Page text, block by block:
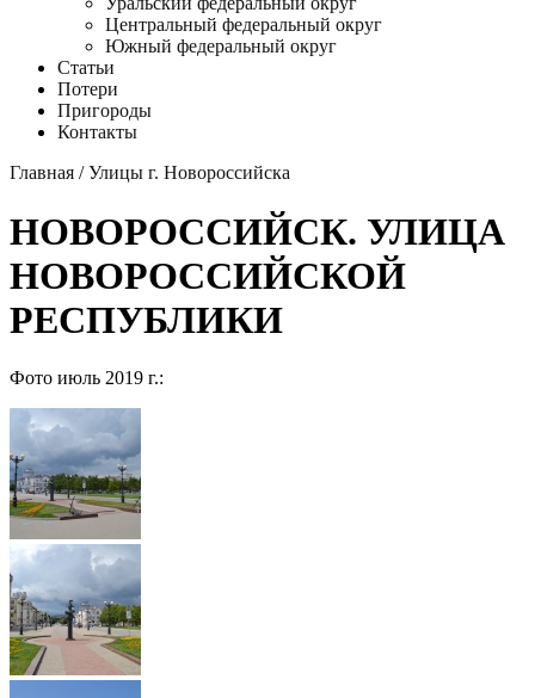
Центральный федеральный округ
Южный федеральный округ
Статьи
Потери
Пригороды
Контакты
Главная /Улицы г. Новороссийска
НОВОРОССИЙСК. УЛИЦА
НОВОРОССИЙСКОЙ
РЕСПУБЛИКИ
Фото июль 2019 г.: